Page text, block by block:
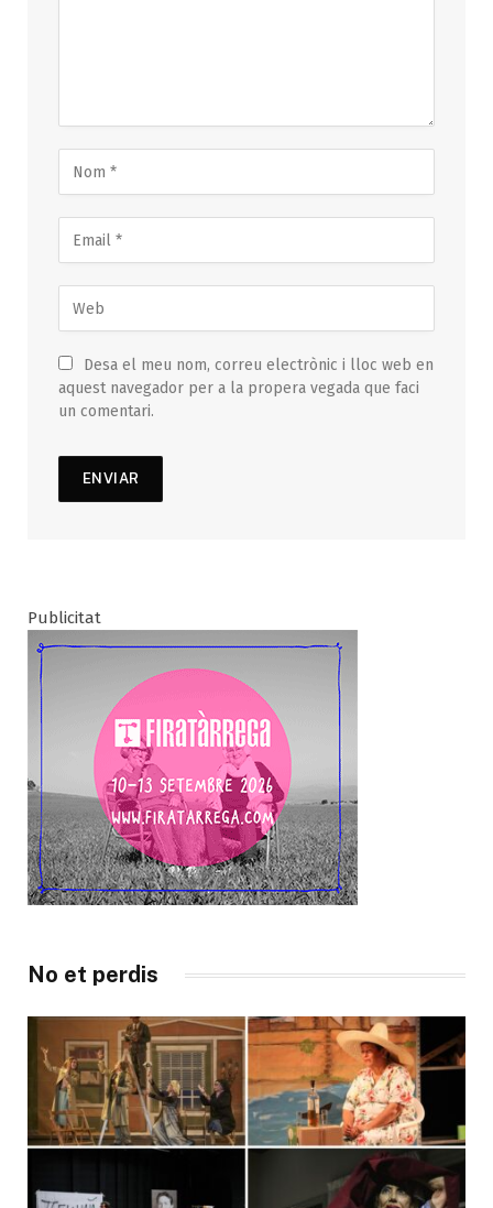
Desa el meu nom, correu electrònic i lloc web en
aquest navegador per a la propera vegada que faci
un comentari.
Publicitat
No et perdis